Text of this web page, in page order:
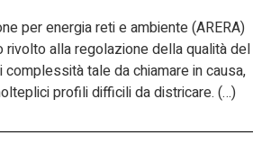
per energia reti e ambiente (ARERA)
rivolto alla regolazione della qualità del
tale da chiamare in causa,
profili difficili da districare. (…)